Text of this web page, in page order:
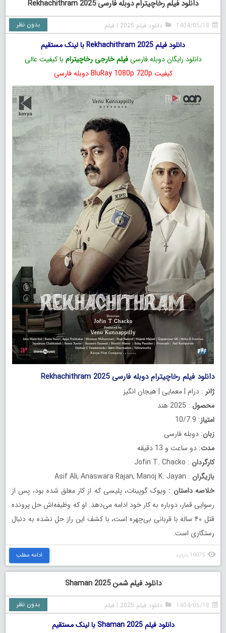
دانلود فیلم رخاچیترام دوبله فارسی Rekhachithram 2025
1404/05/18 دانلود فیلم 2025 |فیلم بدون نظر
دانلود فیلم Rekhachithram 2025 با لینک مستقیم
دانلود رایگان دوبله فارسیفیلم خارجی رخاچیترام با کیفیت عالی
کیفیت BluRay 1080p 720p دوبله فارسی
دانلود فیلم رخاچیترام دوبله فارسی Rekhachithram 2025
ژانر : درام | معمایی | هیجان انگیز
محصول : 2025 هند
امتیاز: 10/7.9
زبان: دوبله فارسی
مدت: دو ساعت و 13 دقیقه
کارگردان : Jofin T. Chacko
بازیگران : Asif Ali, Anaswara Rajan, Manoj K. Jayan
خلاصه داستان : ویوک گوپینات، پلیسی که از کار معلق شده بود، پس از
رسوایی قمار، دوباره به کار خود ادامه می‌دهد. او که وظیفه‌اش حل پرونده
قتل ۴۰ ساله با قربانی بی‌چهره است، با کشف این راز حل نشده به دنبال
رستگاری است.
10075 بازدید ادامه مطلب
دانلود فیلم شمن Shaman 2025
1404/05/18 دانلود فیلم 2025 |فیلم بدون نظر
دانلود فیلم Shaman 2025 با لینک مستقیم